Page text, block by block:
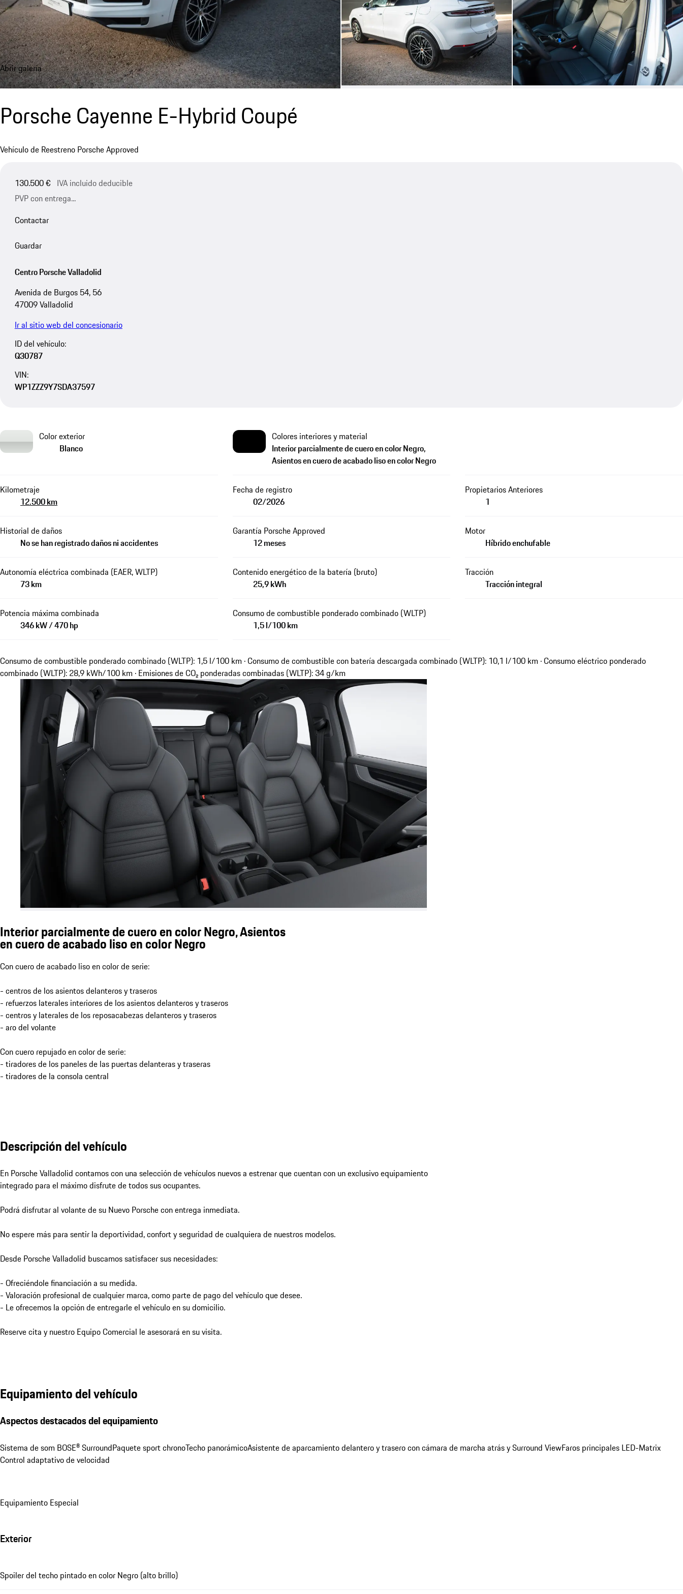
Abrir galería
Porsche Cayenne E-Hybrid Coupé
Vehículo de Reestreno Porsche Approved
130.500 € IVA incluido deducible
PVP con entrega...
Contactar
Guardar
Centro Porsche Valladolid
Avenida de Burgos 54, 56
47009 Valladolid
Ir al sitio web del concesionario
ID del vehículo:
Q30787
VIN:
WP1ZZZ9Y7SDA37597
Color exterior
Blanco
Colores interiores y material
Interior parcialmente de cuero en color Negro,
Asientos en cuero de acabado liso en color Negro
Kilometraje
12.500 km
Fecha de registro
02/2026
Propietarios Anteriores
1
Historial de daños
No se han registrado daños ni accidentes
Garantía Porsche Approved
12 meses
Motor
Híbrido enchufable
Autonomía eléctrica combinada (EAER, WLTP)
73 km
Contenido energético de la batería (bruto)
25,9 kWh
Tracción
Tracción integral
Potencia máxima combinada
346 kW / 470 hp
Consumo de combustible ponderado combinado (WLTP)
1,5 l/100 km
Consumo de combustible ponderado combinado (WLTP): 1,5 l/100 km · Consumo de combustible con batería descargada combinado (WLTP): 10,1 l/100 km · Consumo eléctrico ponderado
combinado (WLTP): 28,9 kWh/100 km · Emisiones de CO₂ ponderadas combinadas (WLTP): 34 g/km
Interior parcialmente de cuero en color Negro, Asientos
en cuero de acabado liso en color Negro
Con cuero de acabado liso en color de serie:
- centros de los asientos delanteros y traseros
- refuerzos laterales interiores de los asientos delanteros y traseros
- centros y laterales de los reposacabezas delanteros y traseros
- aro del volante
Con cuero repujado en color de serie:
- tiradores de los paneles de las puertas delanteras y traseras
- tiradores de la consola central
Descripción del vehículo
En Porsche Valladolid contamos con una selección de vehículos nuevos a estrenar que cuentan con un exclusivo equipamiento
integrado para el máximo disfrute de todos sus ocupantes.
Podrá disfrutar al volante de su Nuevo Porsche con entrega inmediata.
No espere más para sentir la deportividad, confort y seguridad de cualquiera de nuestros modelos.
Desde Porsche Valladolid buscamos satisfacer sus necesidades:
- Ofreciéndole financiación a su medida.
- Valoración profesional de cualquier marca, como parte de pago del vehículo que desee.
- Le ofrecemos la opción de entregarle el vehículo en su domicilio.
Reserve cita y nuestro Equipo Comercial le asesorará en su visita.
Equipamiento del vehículo
Aspectos destacados del equipamiento
Sistema de som BOSE® SurroundPaquete sport chronoTecho panorámicoAsistente de aparcamiento delantero y trasero con cámara de marcha atrás y Surround ViewFaros principales LED-Matrix
Control adaptativo de velocidad
Equipamiento Especial
Exterior
Spoiler del techo pintado en color Negro (alto brillo)